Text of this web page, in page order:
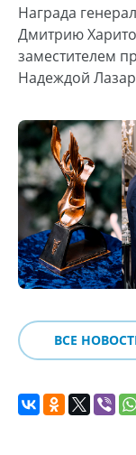
Награда
Дмитрию
заместителем
Надеждой
ВСЕ